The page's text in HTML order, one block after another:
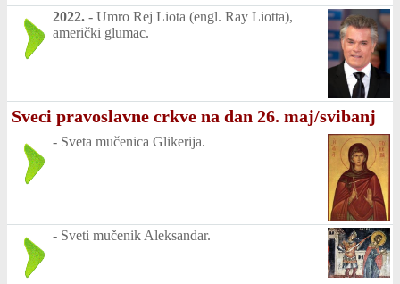
2022. - Umro Rej Liota (engl. Ray Liotta),
američki glumac.
Sveci pravoslavne crkve na dan 26. maj/svibanj
- Sveta mučenica Glikerija.
- Sveti mučenik Aleksandar.